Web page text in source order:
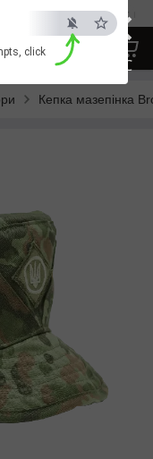
×
ESC
click
від перевірених
Кепка мазепінка